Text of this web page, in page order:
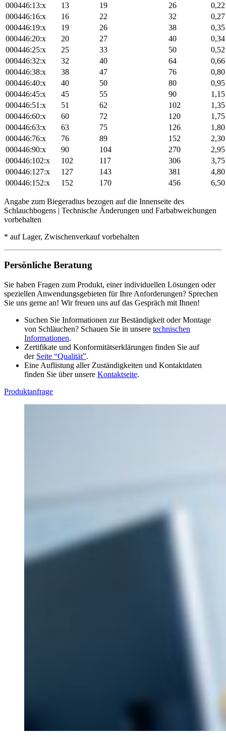
000446:13:x
13 19 26
0,22
000446:16:x
16 22 32
0,27
000446:19:x
19 26 38
0,35
000446:20:x
20 27 40
0,34
000446:25:x
25 33 50
0,52
000446:32:x
32 40 64
0,66
000446:38:x
38 47 76
0,80
000446:40:x
40 50 80
0,95
000446:45:x
45 55 90
1,15
000446:51:x
51 62 102
1,35
000446:60:x
60 72 120
1,75
000446:63:x
63 75 126
1,80
000446:76:x
76 89 152
2,30
000446:90:x
90 104 270
2,95
000446:102:x
102 117 306
3,75
000446:127:x
127 143 381
4,80
000446:152:x
152 170 456 6,50
Angabe zum Biegeradius bezogen auf die Innenseite des
Schlauchbogens | Technische Änderungen und Farbabweichungen
vorbehalten
* auf Lager, Zwischenverkauf vorbehalten
Persönliche Beratung
Sie haben Fragen zum Produkt, einer individuellen Lösungen oder
speziellen Anwendungsgebieten für Ihre Anforderungen? Sprechen
Sie uns gerne an! Wir freuen uns auf das Gespräch mit Ihnen!
Suchen Sie Informationen zur Beständigkeit oder Montage
von Schläuchen? Schauen Sie in unsere technischen
Informationen.
Zertifikate und Konformitätserklärungen finden Sie auf
der Seite “Qualität”.
Eine Auflistung aller Zuständigkeiten und Kontaktdaten
finden Sie über unsere Kontaktseite.
Produktanfrage